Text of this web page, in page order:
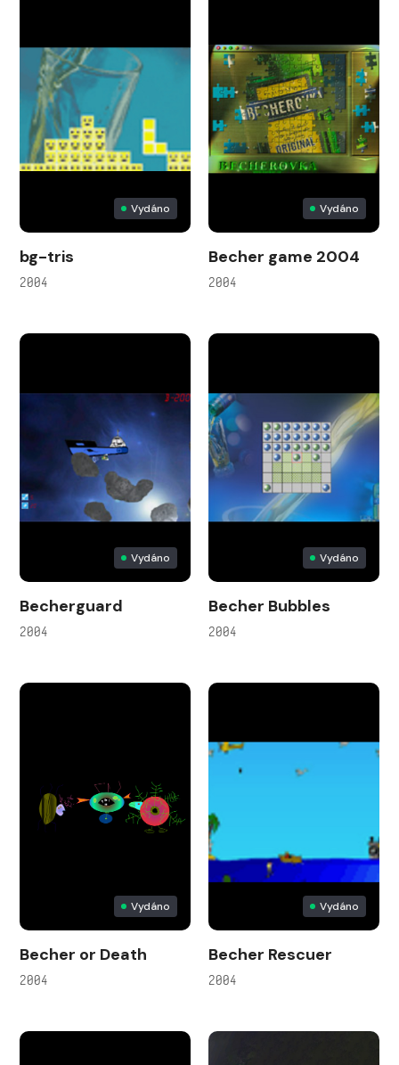
Vydáno
bg-tris
2004
Vydáno
Becher game 2004
2004
Vydáno
Becherguard
2004
Vydáno
Becher Bubbles
2004
Vydáno
Becher or Death
2004
Vydáno
Becher Rescuer
2004